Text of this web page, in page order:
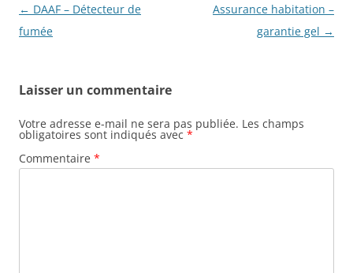
Navigation
des
← DAAF – Détecteur de
fumée
Assurance habitation –
garantie gel →
Laisser un commentaire
Votre adresse e-mail ne sera pas publiée. Les champs
obligatoires sont indiqués avec *
Commentaire *